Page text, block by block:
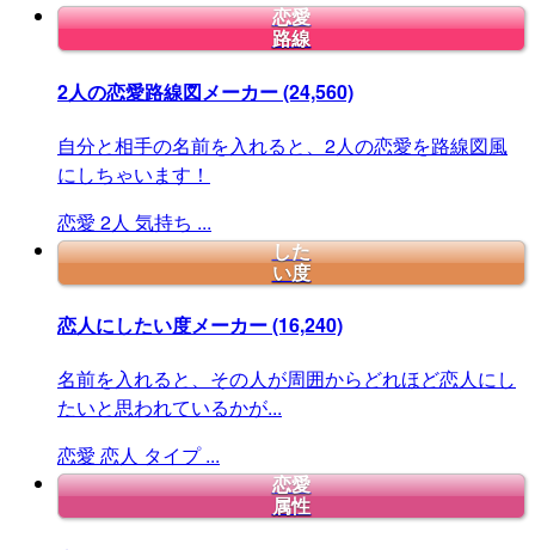
恋愛
路線
2人の恋愛路線図メーカー(24,560)
自分と相手の名前を入れると、2人の恋愛を路線図風
にしちゃいます！
恋愛 2人 気持ち ...
した
い度
恋人にしたい度メーカー(16,240)
名前を入れると、その人が周囲からどれほど恋人にし
たいと思われているかが...
恋愛 恋人 タイプ ...
恋愛
属性